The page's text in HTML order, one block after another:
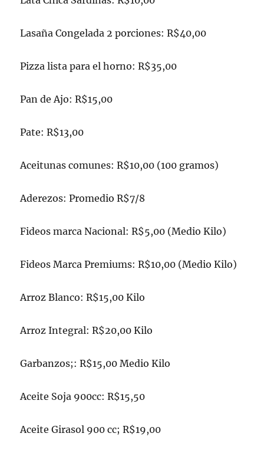
Lasaña Congelada 2 porciones: R$40,00
Pizza lista para el horno: R$35,00
Pan de Ajo: R$15,00
Pate: R$13,00
Aceitunas comunes: R$10,00 (100 gramos)
Aderezos: Promedio R$7/8
Fideos marca Nacional: R$5,00 (Medio Kilo)
Fideos Marca Premiums: R$10,00 (Medio Kilo)
Arroz Blanco: R$15,00 Kilo
Arroz Integral: R$20,00 Kilo
Garbanzos;: R$15,00 Medio Kilo
Aceite Soja 900cc: R$15,50
Aceite Girasol 900 cc; R$19,00